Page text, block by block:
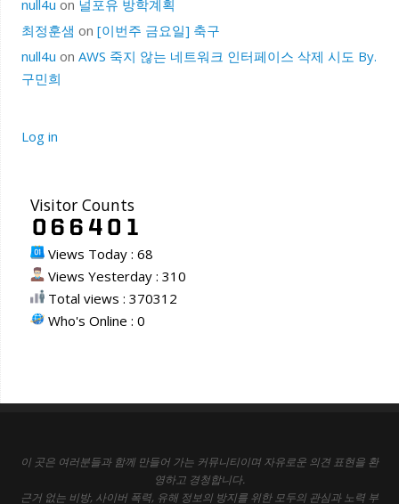
null4u on 널포유 방학계획
최정훈샘 on [이번주 금요일] 축구
null4u on AWS 죽지 않는 네트워크 인터페이스 삭제 시도 By.
구민희
Log in
Visitor Counts
Views Today : 68
Views Yesterday : 310
Total views : 370312
Who's Online : 0
이 곳은 여러분들과 함께 만들어 가는 커뮤니티이며 자유로운 의견 표현을 환
영하고 경청합니다.
근거 없는 비방, 사이버 폭력, 유해 정보의 방지를 위한 모두의 관심과 노력 부